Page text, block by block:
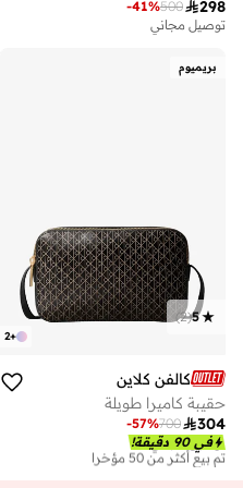
298
500
-41%
توصيل مجاني
بريميوم
+
2
5
(
2
)
كالفن كلاين
حقيبة كاميرا طويلة
304
700
-57%
في 90 دقيقة!
توصيل مجاني
تم بيع أكثر من 50 مؤخرا